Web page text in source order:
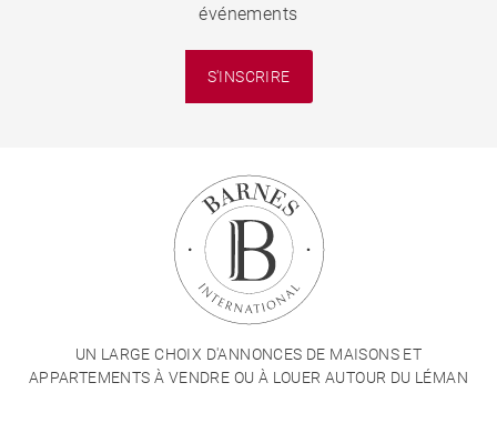
événements
S'INSCRIRE
UN LARGE CHOIX D'ANNONCES DE MAISONS ET
APPARTEMENTS À VENDRE OU À LOUER AUTOUR DU LÉMAN